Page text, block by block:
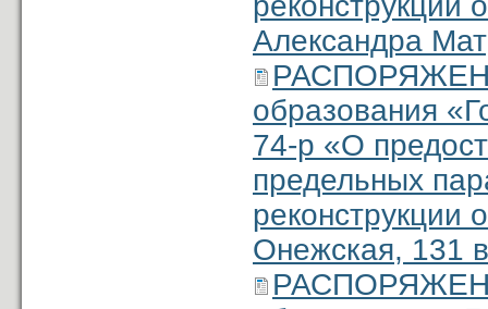
Александра
образования
74-р «О
предельных
реконструкции
Онежская, 131